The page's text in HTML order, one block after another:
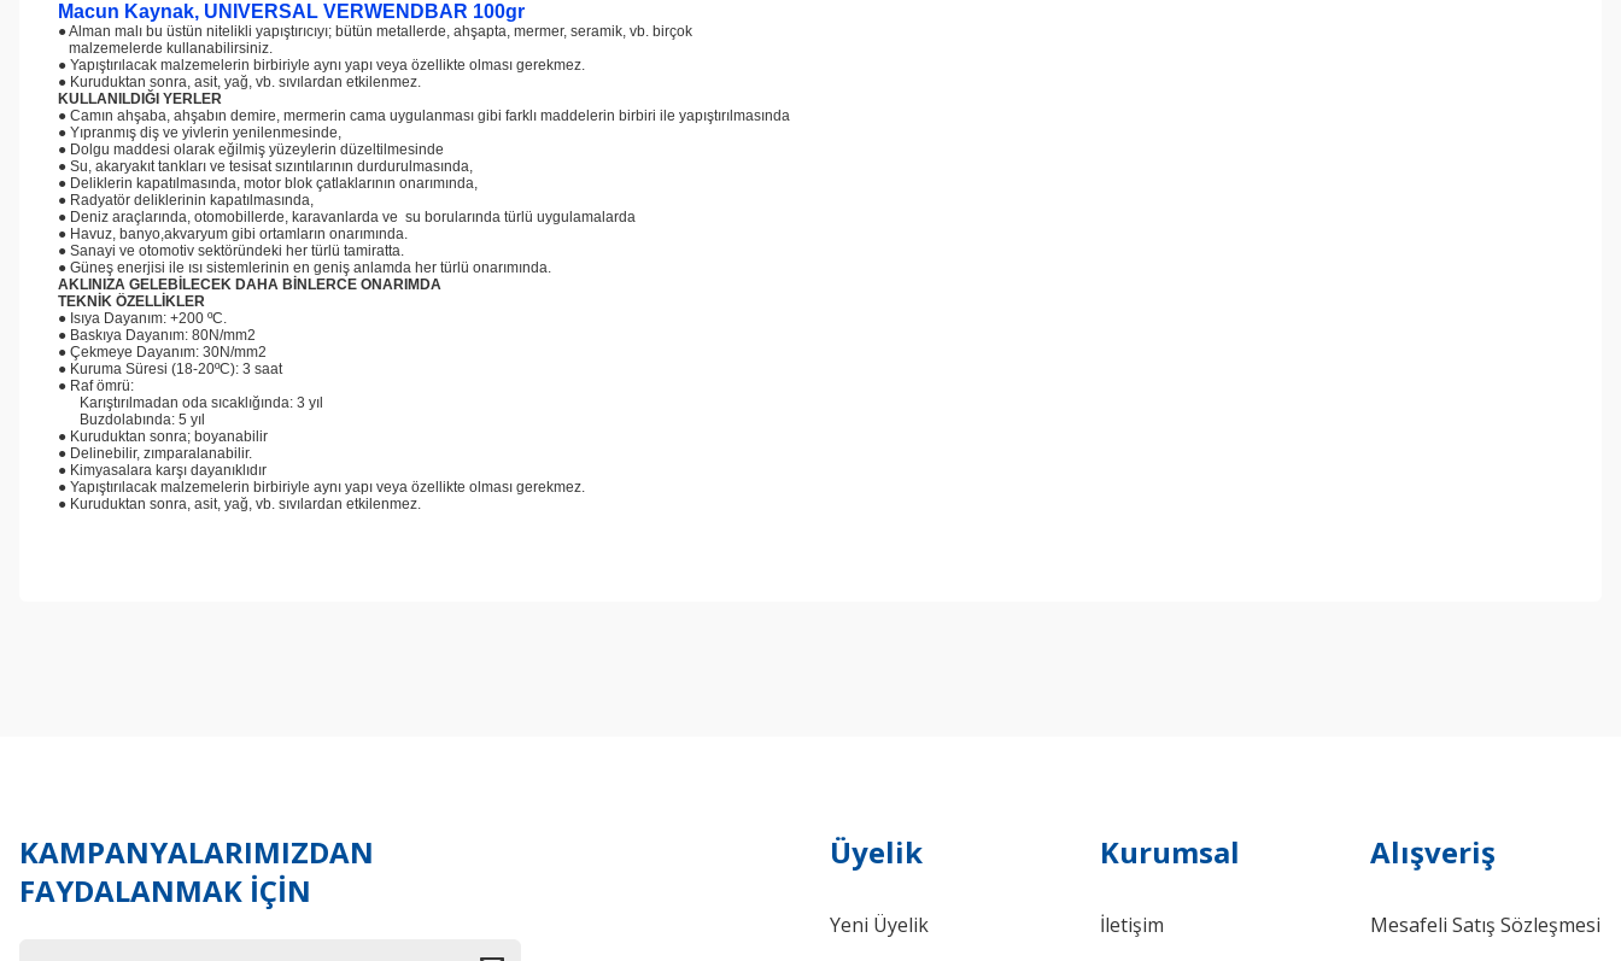
Macun Kaynak, UNIVERSAL VERWENDBAR 100gr
● Alman malı bu üstün nitelikli yapıştırıcıyı; bütün metallerde, ahşapta, mermer, seramik, vb. birçok
malzemelerde kullanabilirsiniz.
● Yapıştırılacak malzemelerin birbiriyle aynı yapı veya özellikte olması gerekmez.
● Kuruduktan sonra, asit, yağ, vb. sıvılardan etkilenmez.
KULLANILDIĞI YERLER
● Camın ahşaba, ahşabın demire, mermerin cama uygulanması gibi farklı maddelerin birbiri ile yapıştırılmasında
● Yıpranmış diş ve yivlerin yenilenmesinde,
● Dolgu maddesi olarak eğilmiş yüzeylerin düzeltilmesinde
● Su, akaryakıt tankları ve tesisat sızıntılarının durdurulmasında,
● Deliklerin kapatılmasında, motor blok çatlaklarının onarımında,
● Radyatör deliklerinin kapatılmasında,
● Deniz araçlarında, otomobillerde, karavanlarda ve su borularında türlü uygulamalarda
● Havuz, banyo,akvaryum gibi ortamların onarımında.
● Sanayi ve otomotiv sektöründeki her türlü tamiratta.
● Güneş enerjisi ile ısı sistemlerinin en geniş anlamda her türlü onarımında.
AKLINIZA GELEBİLECEK DAHA BİNLERCE ONARIMDA
TEKNİK ÖZELLİKLER
● Isıya Dayanım: +200 ºC.
● Baskıya Dayanım: 80N/mm2
● Çekmeye Dayanım: 30N/mm2
● Kuruma Süresi (18-20ºC): 3 saat
● Raf ömrü:
Karıştırılmadan oda sıcaklığında: 3 yıl
Buzdolabında: 5 yıl
● Kuruduktan sonra; boyanabilir
● Delinebilir, zımparalanabilir.
● Kimyasalara karşı dayanıklıdır
● Yapıştırılacak malzemelerin birbiriyle aynı yapı veya özellikte olması gerekmez.
● Kuruduktan sonra, asit, yağ, vb. sıvılardan etkilenmez.
KAMPANYALARIMIZDAN
FAYDALANMAK İÇİN
Üyelik
Yeni Üyelik
Kurumsal
İletişim
Alışveriş
Mesafeli Satış Sözleşmesi